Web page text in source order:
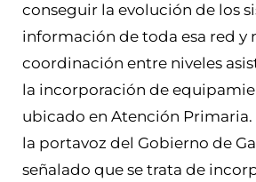
conseguir la evolución de los
información de toda esa red y
coordinación entre niveles
la incorporación de
ubicado en Atención Primaria.
la portavoz del Gobierno de
señalado que se trata de